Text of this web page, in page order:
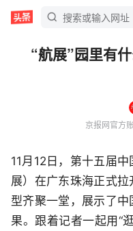
“航展”园里有
京报网官方
11月12日，第十五届
展）在广东珠海正式
型齐聚一堂，展示了
果。跟着记者一起用“